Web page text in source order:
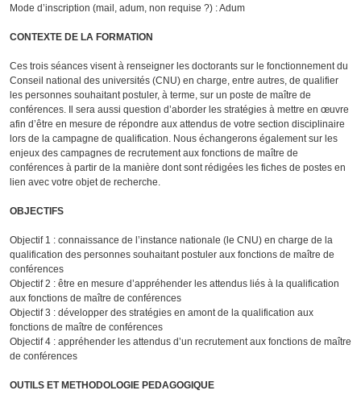
Mode d’inscription (mail, adum, non requise ?) : Adum
CONTEXTE DE LA FORMATION
Ces trois séances visent à renseigner les doctorants sur le fonctionnement du
Conseil national des universités (CNU) en charge, entre autres, de qualifier
les personnes souhaitant postuler, à terme, sur un poste de maître de
conférences. Il sera aussi question d’aborder les stratégies à mettre en œuvre
afin d’être en mesure de répondre aux attendus de votre section disciplinaire
lors de la campagne de qualification. Nous échangerons également sur les
enjeux des campagnes de recrutement aux fonctions de maître de
conférences à partir de la manière dont sont rédigées les fiches de postes en
lien avec votre objet de recherche.
OBJECTIFS
Objectif 1 : connaissance de l’instance nationale (le CNU) en charge de la
qualification des personnes souhaitant postuler aux fonctions de maître de
conférences
Objectif 2 : être en mesure d’appréhender les attendus liés à la qualification
aux fonctions de maître de conférences
Objectif 3 : développer des stratégies en amont de la qualification aux
fonctions de maître de conférences
Objectif 4 : appréhender les attendus d’un recrutement aux fonctions de maître
de conférences
OUTILS ET METHODOLOGIE PEDAGOGIQUE